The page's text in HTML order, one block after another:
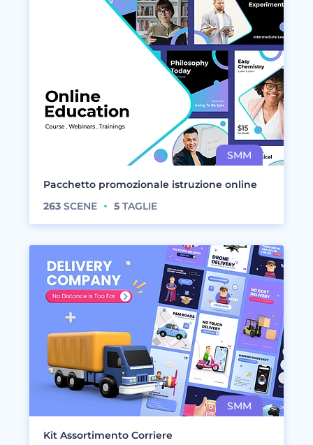
Pacchetto promozionale istruzione online
263 SCENE 5 TAGLIE
Kit Assortimento Corriere